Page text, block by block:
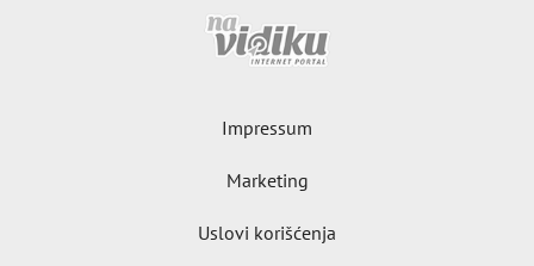
Impressum
Marketing
Uslovi korišćenja